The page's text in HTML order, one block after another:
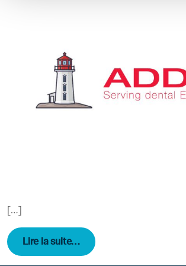
[…]
Lire la suite…from ARCHIVES – Les